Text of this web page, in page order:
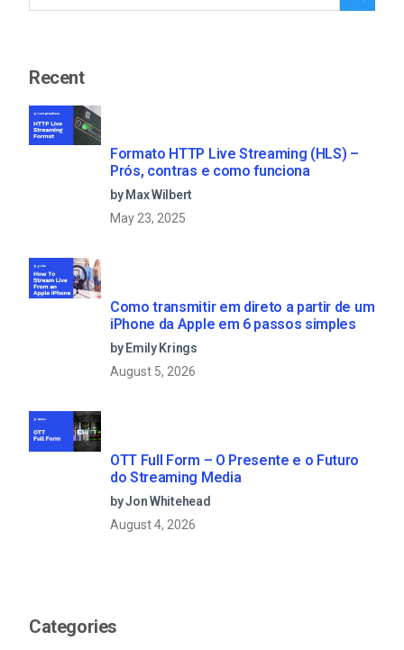
Recent
Formato HTTP Live Streaming (HLS) –
Prós, contras e como funciona
by Max Wilbert
May 23, 2025
Como transmitir em direto a partir de um
iPhone da Apple em 6 passos simples
by Emily Krings
August 5, 2026
OTT Full Form – O Presente e o Futuro
do Streaming Media
by Jon Whitehead
August 4, 2026
Categories